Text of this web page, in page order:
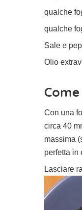
qualche
qualche
Sale e
Olio
Con una
circa 40
massima
perfetta in
Lasciare